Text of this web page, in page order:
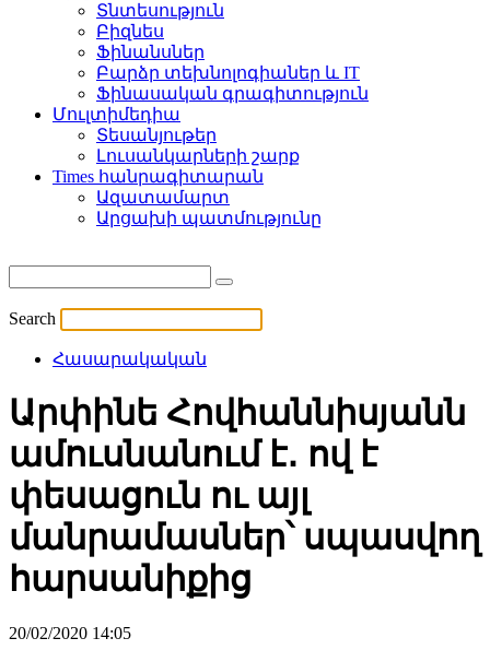
Տնտեսություն
Բիզնես
Ֆինանսներ
Բարձր տեխնոլոգիաներ և IT
Ֆինասական գրագիտություն
Մուլտիմեդիա
Տեսանյութեր
Լուսանկարների շարք
Times հանրագիտարան
Ազատամարտ
Արցախի պատմությունը
Search
Հասարակական
Արփինե Հովհաննիսյանն
ամուսնանում է․ ով է
փեսացուն ու այլ
մանրամասներ՝ սպասվող
հարսանիքից
20/02/2020 14:05